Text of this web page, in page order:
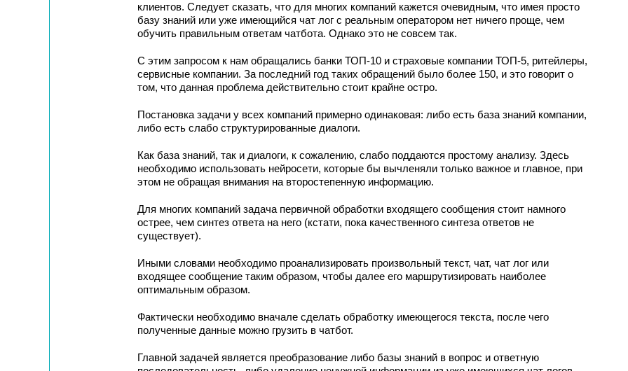
клиентов. Следует сказать, что для многих компаний кажется очевидным, что имея просто
базу знаний или уже имеющийся чат лог с реальным оператором нет ничего проще, чем
обучить правильным ответам чатбота. Однако это не совсем так.
С этим запросом к нам обращались банки ТОП-10 и страховые компании ТОП-5, ритейлеры,
сервисные компании. За последний год таких обращений было более 150, и это говорит о
том, что данная проблема действительно стоит крайне остро.
Постановка задачи у всех компаний примерно одинаковая: либо есть база знаний компании,
либо есть слабо структурированные диалоги.
Как база знаний, так и диалоги, к сожалению, слабо поддаются простому анализу. Здесь
необходимо использовать нейросети, которые бы вычленяли только важное и главное, при
этом не обращая внимания на второстепенную информацию.
Для многих компаний задача первичной обработки входящего сообщения стоит намного
острее, чем синтез ответа на него (кстати, пока качественного синтеза ответов не
существует).
Иными словами необходимо проанализировать произвольный текст, чат, чат лог или
входящее сообщение таким образом, чтобы далее его маршрутизировать наиболее
оптимальным образом.
Фактически необходимо вначале сделать обработку имеющегося текста, после чего
полученные данные можно грузить в чатбот.
Главной задачей является преобразование либо базы знаний в вопрос и ответную